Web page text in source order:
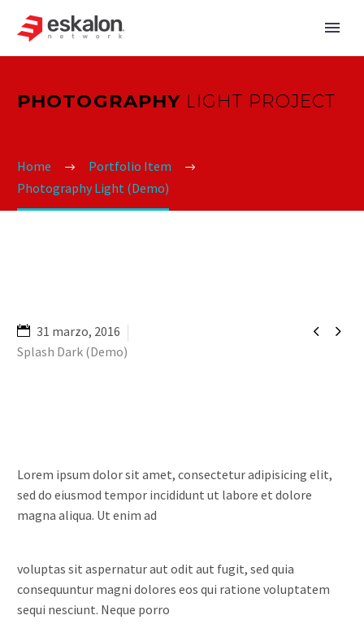
PHOTOGRAPHY LIGHT PROJECT
Home
Portfolio Item
Photography Light (Demo)
 
31 marzo, 2016
Splash Dark (Demo)
Lorem ipsum dolor sit amet, consectetur adipisicing elit,
sed do eiusmod tempor incididunt ut labore et dolore
magna aliqua. Ut enim ad
voluptas sit aspernatur aut odit aut fugit, sed quia
consequuntur magni dolores eos qui ratione voluptatem
sequi nesciunt. Neque porro